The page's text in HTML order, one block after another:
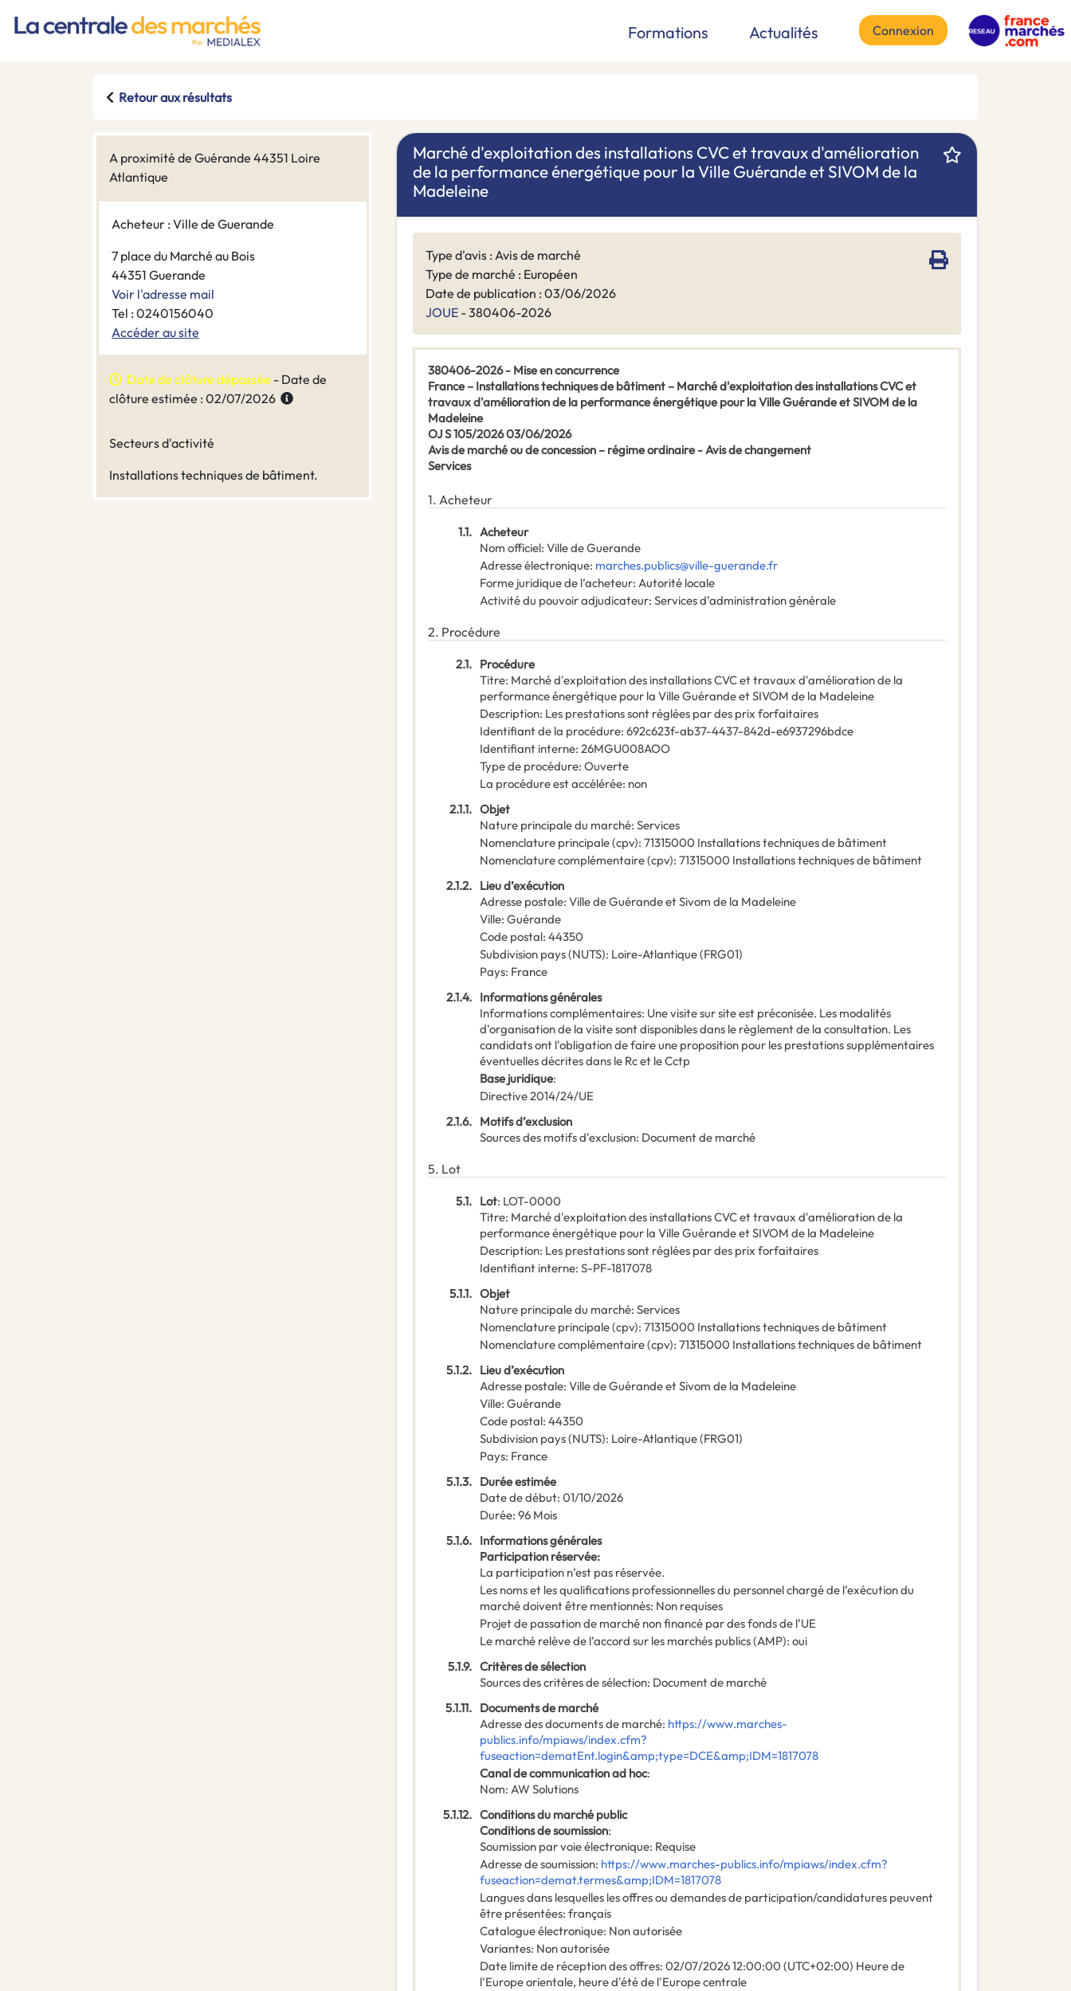
Formations Actualités Connexion
Retour aux résultats
A proximité de Guérande 44351 Loire
Atlantique
Acheteur : Ville de Guerande
7 place du Marché au Bois
44351 Guerande
Voir l'adresse mail
Tel : 0240156040
Accéder au site
Date de clôture dépassée - Date de
clôture estimée : 02/07/2026
Secteurs d'activité
Installations techniques de bâtiment.
Marché d'exploitation des installations CVC et travaux d'amélioration
de la performance énergétique pour la Ville Guérande et SIVOM de la
Madeleine
Type d'avis : Avis de marché
Type de marché : Européen
Date de publication : 03/06/2026
JOUE - 380406-2026
380406-2026 - Mise en concurrence
France – Installations techniques de bâtiment – Marché d'exploitation des installations CVC et
travaux d'amélioration de la performance énergétique pour la Ville Guérande et SIVOM de la
Madeleine
OJ S 105/2026 03/06/2026
Avis de marché ou de concession – régime ordinaire - Avis de changement
Services
1. Acheteur
1.1. Acheteur
Nom officiel: Ville de Guerande
Adresse électronique: marches.publics@ville-guerande.fr
Forme juridique de l’acheteur: Autorité locale
Activité du pouvoir adjudicateur: Services d’administration générale
2. Procédure
2.1. Procédure
Titre: Marché d'exploitation des installations CVC et travaux d'amélioration de la
performance énergétique pour la Ville Guérande et SIVOM de la Madeleine
Description: Les prestations sont réglées par des prix forfaitaires
Identifiant de la procédure: 692c623f-ab37-4437-842d-e6937296bdce
Identifiant interne: 26MGU008AOO
Type de procédure: Ouverte
La procédure est accélérée: non
2.1.1. Objet
Nature principale du marché: Services
Nomenclature principale(cpv): 71315000 Installations techniques de bâtiment
Nomenclature complémentaire(cpv): 71315000 Installations techniques de bâtiment
2.1.2. Lieu d’exécution
Adresse postale: Ville de Guérande et Sivom de la Madeleine
Ville: Guérande
Code postal: 44350
Subdivision pays (NUTS): Loire-Atlantique(FRG01)
Pays: France
2.1.4. Informations générales
Informations complémentaires: Une visite sur site est préconisée. Les modalités
d'organisation de la visite sont disponibles dans le règlement de la consultation. Les
candidats ont l'obligation de faire une proposition pour les prestations supplémentaires
éventuelles décrites dans le Rc et le Cctp
Base juridique:
Directive 2014/24/UE
2.1.6. Motifs d’exclusion
Sources des motifs d'exclusion: Document de marché
5. Lot
5.1. Lot: LOT-0000
Titre: Marché d'exploitation des installations CVC et travaux d'amélioration de la
performance énergétique pour la Ville Guérande et SIVOM de la Madeleine
Description: Les prestations sont réglées par des prix forfaitaires
Identifiant interne: S-PF-1817078
5.1.1. Objet
Nature principale du marché: Services
Nomenclature principale(cpv): 71315000 Installations techniques de bâtiment
Nomenclature complémentaire(cpv): 71315000 Installations techniques de bâtiment
5.1.2. Lieu d’exécution
Adresse postale: Ville de Guérande et Sivom de la Madeleine
Ville: Guérande
Code postal: 44350
Subdivision pays (NUTS): Loire-Atlantique(FRG01)
Pays: France
5.1.3. Durée estimée
Date de début: 01/10/2026
Durée: 96 Mois
5.1.6. Informations générales
Participation réservée:
La participation n’est pas réservée.
Les noms et les qualifications professionnelles du personnel chargé de l’exécution du
marché doivent être mentionnés: Non requises
Projet de passation de marché non financé par des fonds de l’UE
Le marché relève de l’accord sur les marchés publics (AMP): oui
5.1.9. Critères de sélection
Sources des critères de sélection: Document de marché
5.1.11. Documents de marché
Adresse des documents de marché: https://www.marches-
publics.info/mpiaws/index.cfm?
fuseaction=dematEnt.login&amp;type=DCE&amp;IDM=1817078
Canal de communication ad hoc:
Nom: AW Solutions
5.1.12. Conditions du marché public
Conditions de soumission:
Soumission par voie électronique: Requise
Adresse de soumission: https://www.marches-publics.info/mpiaws/index.cfm?
fuseaction=demat.termes&amp;IDM=1817078
Langues dans lesquelles les offres ou demandes de participation/candidatures peuvent
être présentées: français
Catalogue électronique: Non autorisée
Variantes: Non autorisée
Date limite de réception des offres: 02/07/202612:00:00 (UTC+02:00) Heure de
l'Europe orientale, heure d'été de l'Europe centrale